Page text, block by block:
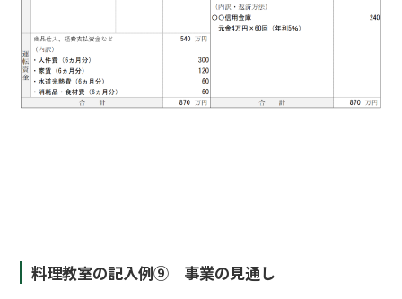
料理教室の記入例⑨ 事業の見通し